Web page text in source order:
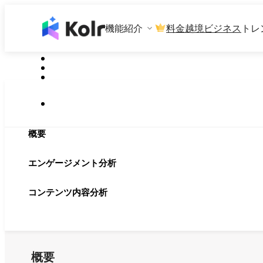
機能紹介 料金越境ビジネス ト
概要
エンゲージメント分析
コンテンツ内容分析
概要